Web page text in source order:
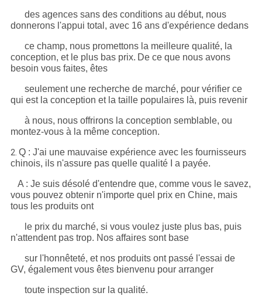
des agences sans des conditions au début, nous
donnerons l'appui total, avec 16 ans d'expérience dedans
ce champ, nous promettons la meilleure qualité, la
conception, et le plus bas prix. De ce que nous avons
besoin vous faites, êtes
seulement une recherche de marché, pour vérifier ce
qui est la conception et la taille populaires là, puis revenir
à nous, nous offrirons la conception semblable, ou
montez-vous à la même conception.
2. Q : J'ai une mauvaise expérience avec les fournisseurs
chinois, ils n'assure pas quelle qualité I a payée.
A : Je suis désolé d'entendre que, comme vous le savez,
vous pouvez obtenir n'importe quel prix en Chine, mais
tous les produits ont
le prix du marché, si vous voulez juste plus bas, puis
n'attendent pas trop. Nos affaires sont base
sur l'honnêteté, et nos produits ont passé l'essai de
GV, également vous êtes bienvenu pour arranger
toute inspection sur la qualité.